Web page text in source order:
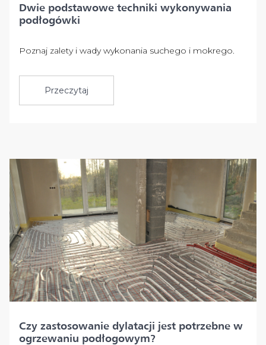
Dwie podstawowe techniki wykonywania
podłogówki
Poznaj zalety i wady wykonania suchego i mokrego.
Przeczytaj
Czy zastosowanie dylatacji jest potrzebne w
ogrzewaniu podłogowym?